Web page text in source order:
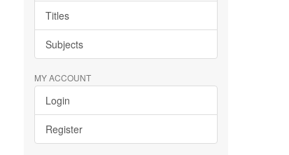
Titles
Subjects
MY ACCOUNT
Login
Register